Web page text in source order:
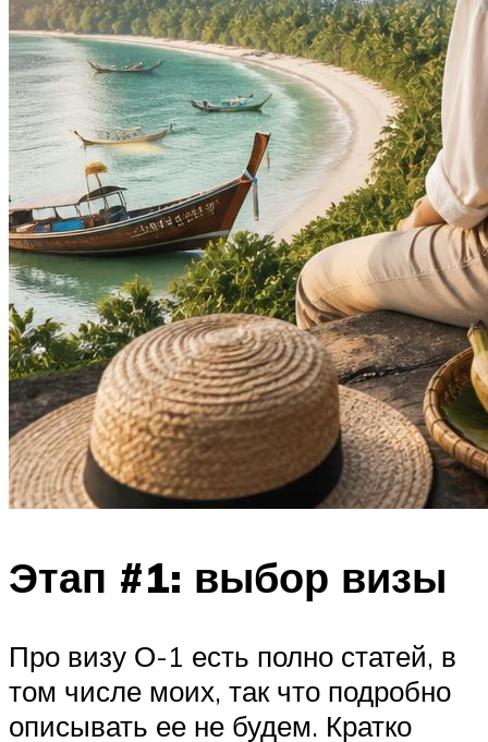
Этап #1: выбор визы
Про визу О-1 есть полно статей, в
том числе моих, так что подробно
описывать ее не будем. Кратко